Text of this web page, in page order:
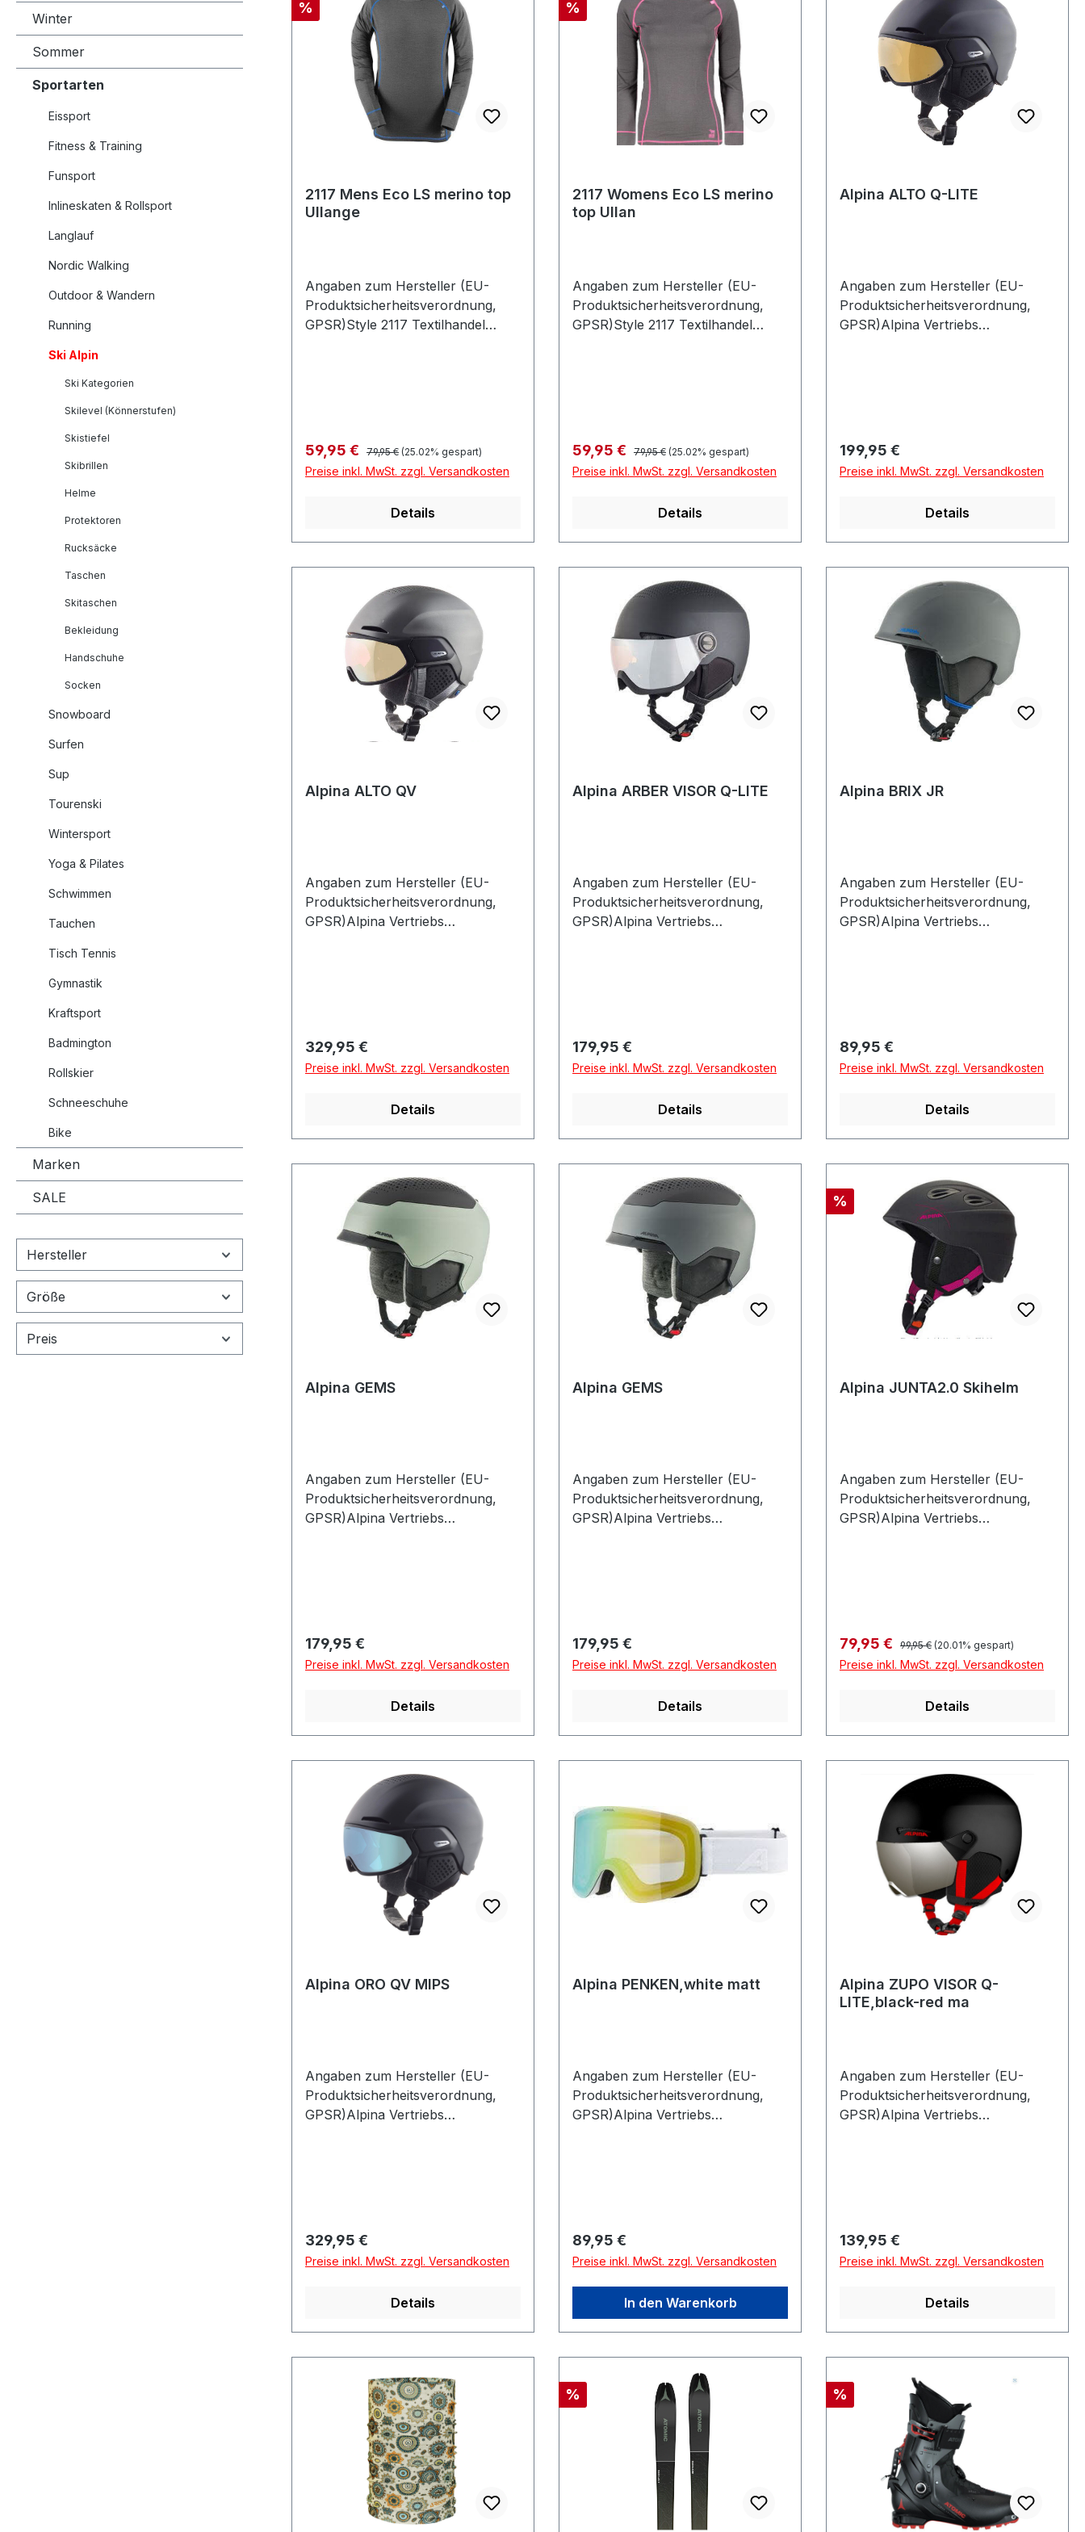
Winter
Sommer
Sportarten
Eissport
Fitness & Training
Funsport
Inlineskaten & Rollsport
Langlauf
Nordic Walking
Outdoor & Wandern
Running
Ski Alpin
Ski Kategorien
Skilevel (Könnerstufen)
Skistiefel
Skibrillen
Helme
Protektoren
Rucksäcke
Taschen
Skitaschen
Bekleidung
Handschuhe
Socken
Snowboard
Surfen
Sup
Tourenski
Wintersport
Yoga & Pilates
Schwimmen
Tauchen
Tisch Tennis
Gymnastik
Kraftsport
Badmington
Rollskier
Schneeschuhe
Bike
Marken
SALE
Hersteller
Größe
Preis
Rabatt
%
2117 Mens Eco LS merino top
Ullange
Angaben zum Hersteller (EU-
Produktsicherheitsverordnung,
GPSR)Style 2117 Textilhandel
Verkaufspreis:
59,95 € Regulärer Preis:
79,95 € (25.02% gespart)
Preise inkl. MwSt. zzgl. Versandkosten
Details
Rabatt
%
2117 Womens Eco LS merino
top Ullan
Angaben zum Hersteller (EU-
Produktsicherheitsverordnung,
GPSR)Style 2117 Textilhandel
Verkaufspreis:
59,95 € Regulärer Preis:
79,95 € (25.02% gespart)
Preise inkl. MwSt. zzgl. Versandkosten
Details
Alpina ALTO Q-LITE
Angaben zum Hersteller (EU-
Produktsicherheitsverordnung,
GPSR)Alpina Vertriebs
Regulärer Preis:
199,95 €
Preise inkl. MwSt. zzgl. Versandkosten
Details
Alpina ALTO QV
Angaben zum Hersteller (EU-
Produktsicherheitsverordnung,
GPSR)Alpina Vertriebs
Regulärer Preis:
329,95 €
Preise inkl. MwSt. zzgl. Versandkosten
Details
Alpina ARBER VISOR Q-LITE
Angaben zum Hersteller (EU-
Produktsicherheitsverordnung,
GPSR)Alpina Vertriebs
Regulärer Preis:
179,95 €
Preise inkl. MwSt. zzgl. Versandkosten
Details
Alpina BRIX JR
Angaben zum Hersteller (EU-
Produktsicherheitsverordnung,
GPSR)Alpina Vertriebs
Regulärer Preis:
89,95 €
Preise inkl. MwSt. zzgl. Versandkosten
Details
Alpina GEMS
Angaben zum Hersteller (EU-
Produktsicherheitsverordnung,
GPSR)Alpina Vertriebs
Regulärer Preis:
179,95 €
Preise inkl. MwSt. zzgl. Versandkosten
Details
Alpina GEMS
Angaben zum Hersteller (EU-
Produktsicherheitsverordnung,
GPSR)Alpina Vertriebs
Regulärer Preis:
179,95 €
Preise inkl. MwSt. zzgl. Versandkosten
Details
Rabatt
%
Alpina JUNTA2.0 Skihelm
Angaben zum Hersteller (EU-
Produktsicherheitsverordnung,
GPSR)Alpina Vertriebs
Verkaufspreis:
79,95 € Regulärer Preis:
99,95 € (20.01% gespart)
Preise inkl. MwSt. zzgl. Versandkosten
Details
Alpina ORO QV MIPS
Angaben zum Hersteller (EU-
Produktsicherheitsverordnung,
GPSR)Alpina Vertriebs
Regulärer Preis:
329,95 €
Preise inkl. MwSt. zzgl. Versandkosten
Details
Alpina PENKEN,white matt
Angaben zum Hersteller (EU-
Produktsicherheitsverordnung,
GPSR)Alpina Vertriebs
Regulärer Preis:
89,95 €
Preise inkl. MwSt. zzgl. Versandkosten
In den Warenkorb
Alpina ZUPO VISOR Q-
LITE,black-red ma
Angaben zum Hersteller (EU-
Produktsicherheitsverordnung,
GPSR)Alpina Vertriebs
Regulärer Preis:
139,95 €
Preise inkl. MwSt. zzgl. Versandkosten
Details
Rabatt
% Rabatt
%